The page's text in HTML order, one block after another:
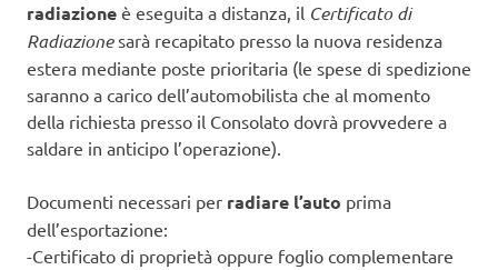
radiazione è eseguita a distanza, il Certificato di
Radiazione sarà recapitato presso la nuova residenza
estera mediante poste prioritaria (le spese di spedizione
saranno a carico dell’automobilista che al momento
della richiesta presso il Consolato dovrà provvedere a
saldare in anticipo l’operazione).
Documenti necessari per radiare l’auto prima
dell’esportazione:
-Certificato di proprietà oppure foglio complementare